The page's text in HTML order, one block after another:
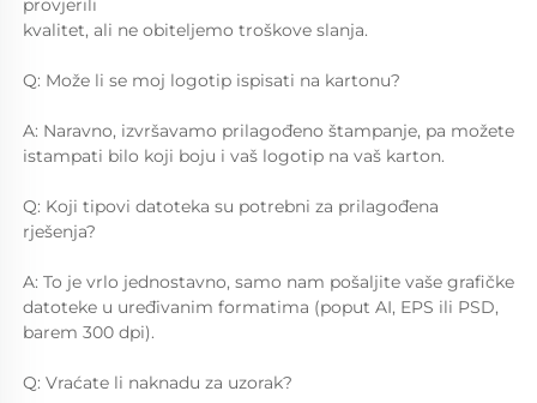
kvalitet, ali ne obiteljemo troškove slanja.
Q: Može li se moj logotip ispisati na kartonu?
A: Naravno, izvršavamo prilagođeno štampanje, pa možete
istampati bilo koji boju i vaš logotip na vaš karton.
Q: Koji tipovi datoteka su potrebni za prilagođena
rješenja?
A: To je vrlo jednostavno, samo nam pošaljite vaše grafičke
datoteke u uređivanim formatima (poput AI, EPS ili PSD,
barem 300 dpi).
Q: Vraćate li naknadu za uzorak?